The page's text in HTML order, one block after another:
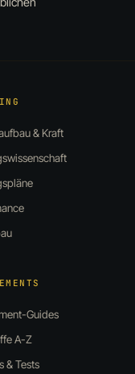
& Kraft
Guides
A-Z
& Tests